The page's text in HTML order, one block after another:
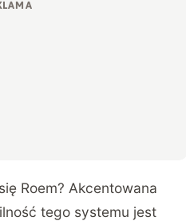
Roem? Akcentowana
tego systemu jest